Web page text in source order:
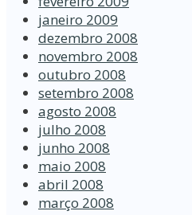
janeiro 2009
dezembro 2008
novembro 2008
outubro 2008
setembro 2008
agosto 2008
julho 2008
junho 2008
maio 2008
abril 2008
março 2008